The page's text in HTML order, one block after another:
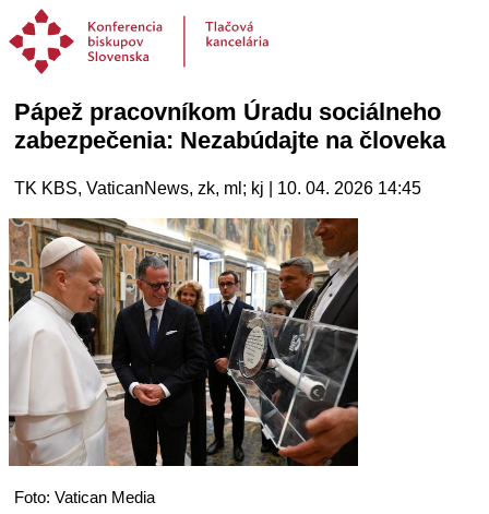
Pápež pracovníkom Úradu sociálneho
zabezpečenia: Nezabúdajte na človeka
TK KBS, VaticanNews, zk, ml; kj | 10. 04. 2026 14:45
Foto: Vatican Media